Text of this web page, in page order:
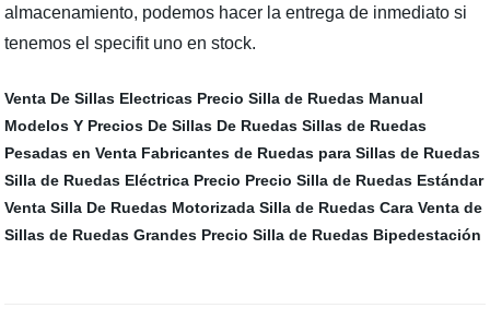
almacenamiento, podemos hacer la entrega de inmediato si
tenemos el specifit uno en stock.
Venta De Sillas Electricas Precio Silla de Ruedas Manual
Modelos Y Precios De Sillas De Ruedas Sillas de Ruedas
Pesadas en Venta Fabricantes de Ruedas para Sillas de Ruedas
Silla de Ruedas Eléctrica Precio Precio Silla de Ruedas Estándar
Venta Silla De Ruedas Motorizada Silla de Ruedas Cara Venta de
Sillas de Ruedas Grandes Precio Silla de Ruedas Bipedestación